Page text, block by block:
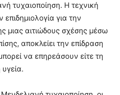
τυχαιοποίηση. Η τεχνική
επιδημιολογία για την
μιας αιτιώδους σχέσης μέσω
αποκλείει την επίδραση
να επηρεάσουν είτε τη